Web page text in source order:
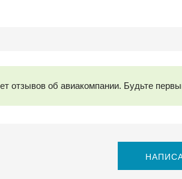
отзывов об авиакомпании. Будьте